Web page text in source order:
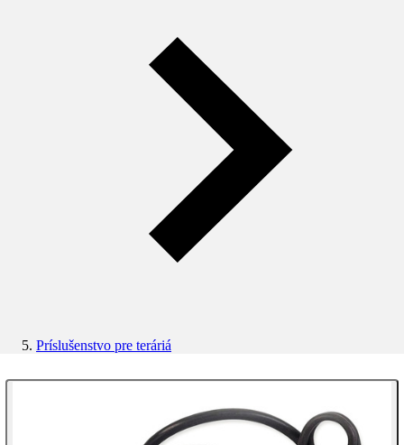
Príslušenstvo pre teráriá